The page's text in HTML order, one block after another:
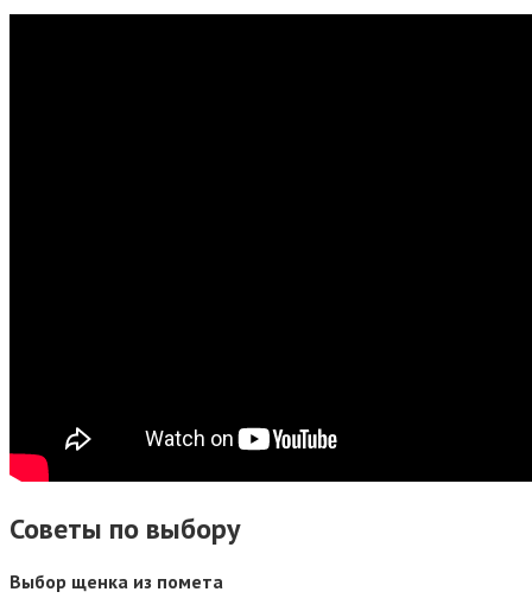
Советы по выбору
Выбор щенка из помета